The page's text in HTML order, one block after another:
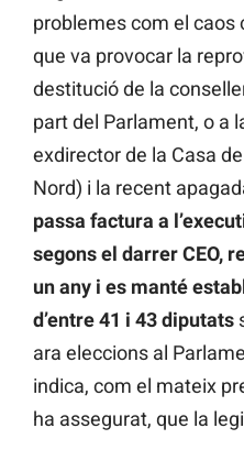
problemes com el caos
que va provocar la
destitució de la
part del Parlament, o a
exdirector de la Casa
Nord) i la recent
passa factura a
segons el darrer CEO,
un any i es manté
d’entre 41 i 43 diputats
ara eleccions al
indica, com el mateix
ha assegurat, que la